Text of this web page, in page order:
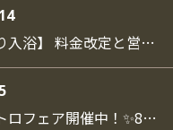
入浴】 料金改定と営…
ロフェア開催中！✨8…